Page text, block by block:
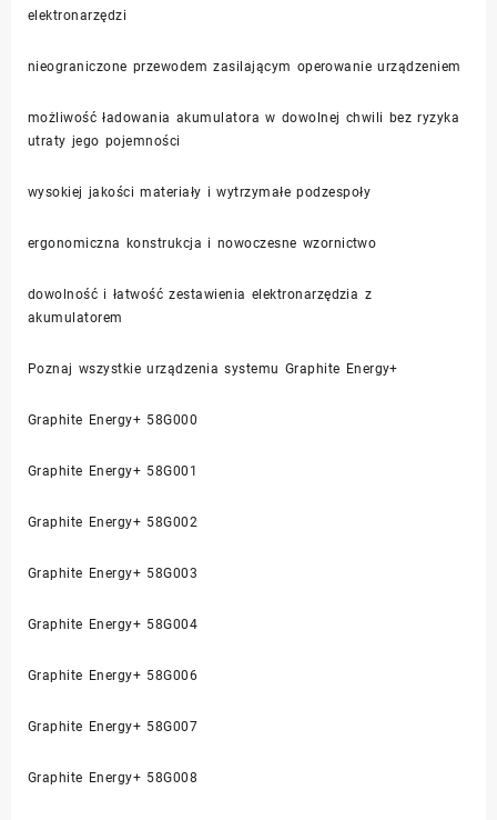
elektronarzędzi
nieograniczone przewodem zasilającym operowanie urządzeniem
możliwość ładowania akumulatora w dowolnej chwili bez ryzyka
utraty jego pojemności
wysokiej jakości materiały i wytrzymałe podzespoły
ergonomiczna konstrukcja i nowoczesne wzornictwo
dowolność i łatwość zestawienia elektronarzędzia z
akumulatorem
Poznaj wszystkie urządzenia systemu Graphite Energy+
Graphite Energy+ 58G000
Graphite Energy+ 58G001
Graphite Energy+ 58G002
Graphite Energy+ 58G003
Graphite Energy+ 58G004
Graphite Energy+ 58G006
Graphite Energy+ 58G007
Graphite Energy+ 58G008